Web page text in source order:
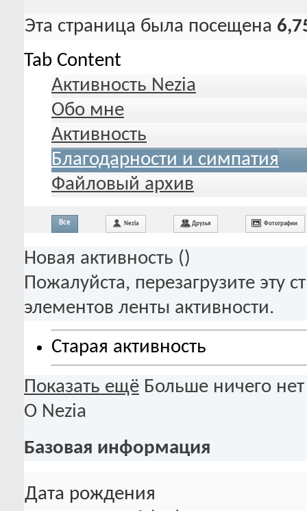
Эта страница была посещена
Tab Content
Активность Nezia
Обо мне
Активность
Благодарности и симпатия
Файловый архив
Все Nezia Друзья Фотографии
Новая активность ()
Пожалуйста, перезагрузите эту
элементов ленты активности.
Старая активность
Показать ещё Больше ничего нет
О Nezia
Базовая информация
Дата рождения